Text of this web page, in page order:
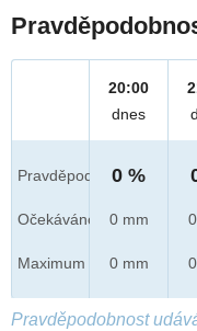
Pravděpod.
Očekáváno
Maximum
20:00
dnes
0 %
0 mm
0 mm
Pravděpodobnost